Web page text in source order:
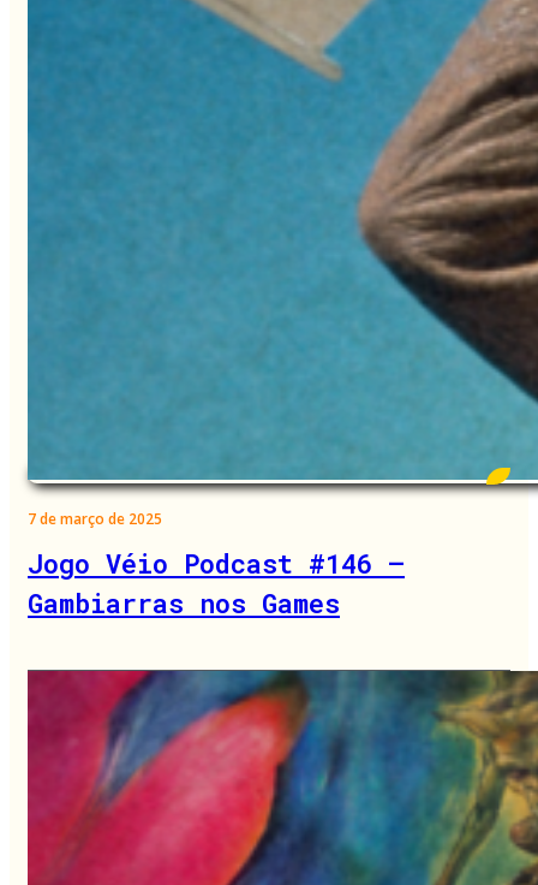
7 de março de 2025
Jogo Véio Podcast #146 –
Gambiarras nos Games